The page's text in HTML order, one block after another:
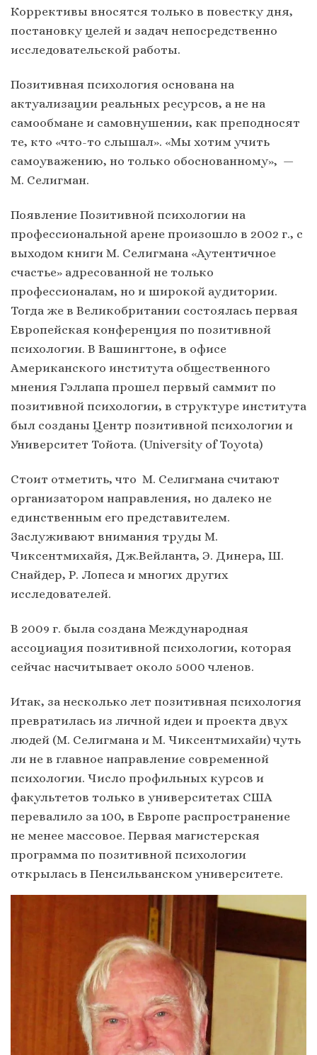
Коррективы вносятся только в повестку дня,
постановку целей и задач непосредственно
исследовательской работы.
Позитивная психология основана на
актуализации реальных ресурсов, а не на
самообмане и самовнушении, как преподносят
те, кто «что-то слышал». «Мы хотим учить
самоуважению, но только обоснованному», —
М. Селигман.
Появление Позитивной психологии на
профессиональной арене произошло в 2002 г., с
выходом книги М. Селигмана «Аутентичное
счастье» адресованной не только
профессионалам, но и широкой аудитории.
Тогда же в Великобритании состоялась первая
Европейская конференция по позитивной
психологии. В Вашингтоне, в офисе
Американского института общественного
мнения Гэллапа прошел первый саммит по
позитивной психологии, в структуре института
был созданы Центр позитивной психологии и
Университет Тойота. (University of Toyota)
Стоит отметить, что М. Селигмана считают
организатором направления, но далеко не
единственным его представителем.
Заслуживают внимания труды М.
Чиксентмихайя, Дж.Вейланта, Э. Динера, Ш.
Снайдер, Р. Лопеса и многих других
исследователей.
В 2009 г. была создана Международная
ассоциация позитивной психологии, которая
сейчас насчитывает около 5000 членов.
Итак, за несколько лет позитивная психология
превратилась из личной идеи и проекта двух
людей (М. Селигмана и М. Чиксентмихайи) чуть
ли не в главное направление современной
психологии. Число профильных курсов и
факультетов только в университетах США
перевалило за 100, в Европе распространение
не менее массовое. Первая магистерская
программа по позитивной психологии
открылась в Пенсильванском университете.